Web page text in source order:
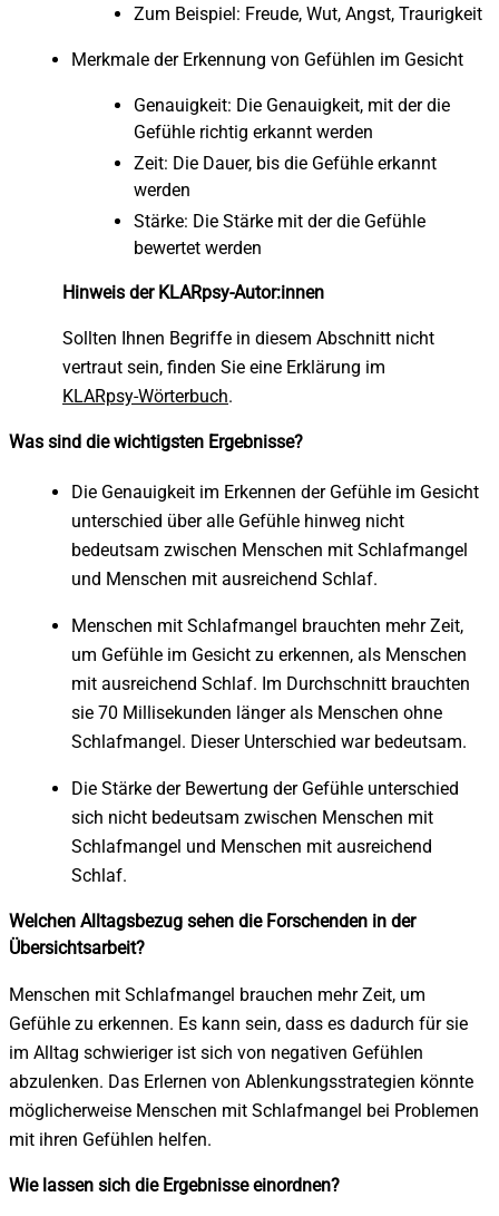
Zum Beispiel: Freude, Wut, Angst, Traurigkeit
Merkmale der Erkennung von Gefühlen im Gesicht
Genauigkeit: Die Genauigkeit, mit der die
Gefühle richtig erkannt werden
Zeit: Die Dauer, bis die Gefühle erkannt
werden
Stärke: Die Stärke mit der die Gefühle
bewertet werden
Hinweis der KLARpsy-Autor:innen
Sollten Ihnen Begriffe in diesem Abschnitt nicht
vertraut sein, finden Sie eine Erklärung im
KLARpsy-Wörterbuch.
Was sind die wichtigsten Ergebnisse?
Die Genauigkeit im Erkennen der Gefühle im Gesicht
unterschied über alle Gefühle hinweg nicht
bedeutsam zwischen Menschen mit Schlafmangel
und Menschen mit ausreichend Schlaf.
Menschen mit Schlafmangel brauchten mehr Zeit,
um Gefühle im Gesicht zu erkennen, als Menschen
mit ausreichend Schlaf. Im Durchschnitt brauchten
sie 70 Millisekunden länger als Menschen ohne
Schlafmangel. Dieser Unterschied war bedeutsam.
Die Stärke der Bewertung der Gefühle unterschied
sich nicht bedeutsam zwischen Menschen mit
Schlafmangel und Menschen mit ausreichend
Schlaf.
Welchen Alltagsbezug sehen die Forschenden in der
Übersichtsarbeit?
Menschen mit Schlafmangel brauchen mehr Zeit, um
Gefühle zu erkennen. Es kann sein, dass es dadurch für sie
im Alltag schwieriger ist sich von negativen Gefühlen
abzulenken. Das Erlernen von Ablenkungsstrategien könnte
möglicherweise Menschen mit Schlafmangel bei Problemen
mit ihren Gefühlen helfen.
Wie lassen sich die Ergebnisse einordnen?